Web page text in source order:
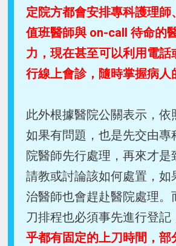
定院方都會安排專科護理師
值班醫師與 on-call 待命的
力，現在甚至可以利用電話
行線上會診，隨時掌握病人
此外根據醫院公關表示，依
如果有問題，也是先交由專
院醫師先行處理，再來才是
請教或討論該如何處置，如
治醫師也會趕赴醫院處理。
刀排程也必須事先進行登記
乎都有固定的上刀時間，部